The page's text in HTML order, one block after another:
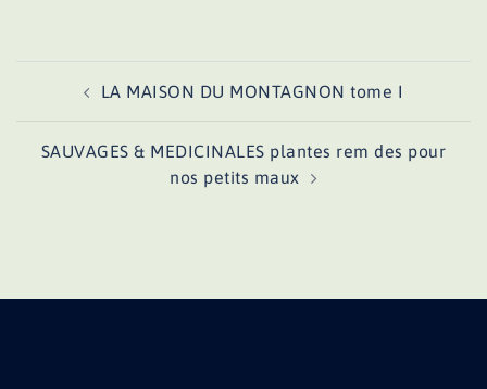
d’articleLA MAISON DU MONTAGNON tome I
SAUVAGES & MEDICINALES plantes rem des pour
nos petits maux